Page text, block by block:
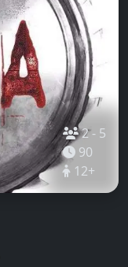
2- 5
90
12+